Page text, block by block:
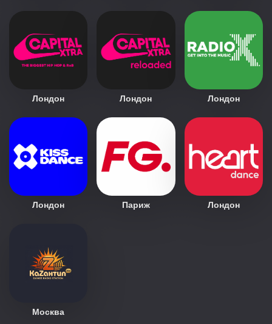
Лондон Лондон Лондон
Лондон Париж Лондон
Москва